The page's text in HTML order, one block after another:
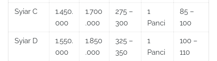
Syiar C
1.450.
000
1.700
.000
275 –
300
1
Panci
85 –
100
Syiar D
1.550.
000
1.850
.000
325 –
350
1
Panci
100 –
110